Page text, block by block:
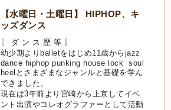
【水曜日・土曜日】 HIPHOP、キ
ッズダンス
〖 ダ ン ス 歴 等 〗
幼少期より balletをはじめ11歳から jazz
dance hiphop punking house lock soul
heel とさまざまなジャンルと基礎を学ん
できました。
現在は3年前より宮崎から上京してイベ
ント出演やコレオグラファーとして活動